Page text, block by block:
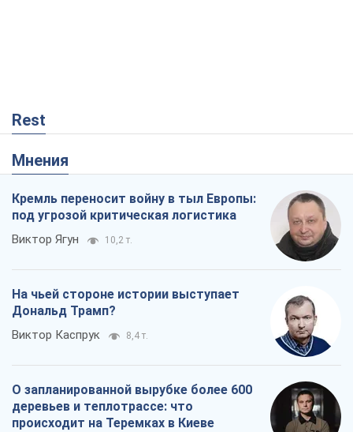
Rest
Мнения
Кремль переносит войну в тыл Европы:
под угрозой критическая логистика
Виктор Ягун 10,2 т.
На чьей стороне истории выступает
Дональд Трамп?
Виктор Каспрук 8,4 т.
О запланированной вырубке более 600
деревьев и теплотрассе: что
происходит на Теремках в Киеве